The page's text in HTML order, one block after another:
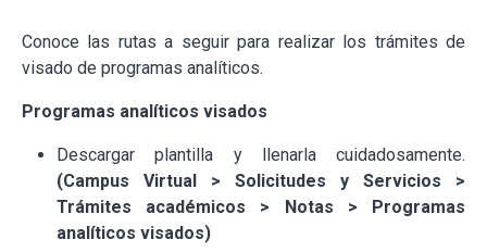
Conoce las rutas a seguir para realizar los trámites de
visado de programas analíticos.
Programas analíticos visados
Descargar plantilla y llenarla cuidadosamente.
(Campus Virtual > Solicitudes y Servicios >
Trámites académicos > Notas > Programas
analíticos visados)